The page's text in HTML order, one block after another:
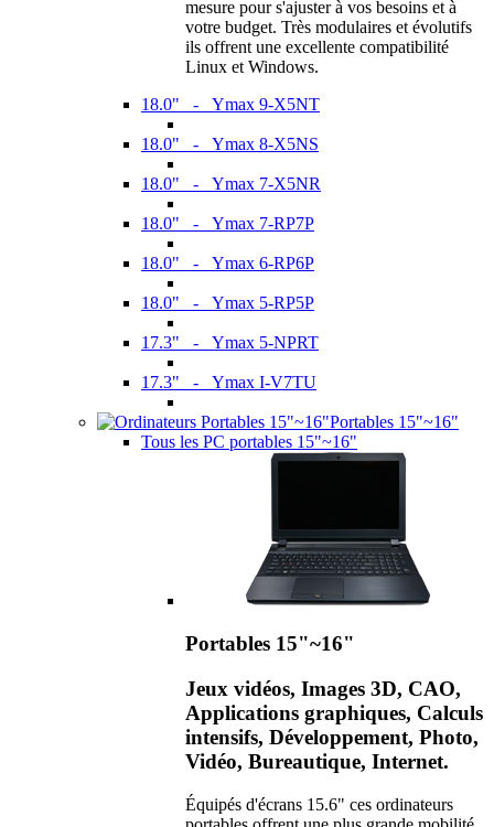
mesure pour s'ajuster à vos besoins et à
votre budget. Très modulaires et évolutifs
ils offrent une excellente compatibilité
Linux et Windows.
18.0" - Ymax 9-X5NT
18.0" - Ymax 8-X5NS
18.0" - Ymax 7-X5NR
18.0" - Ymax 7-RP7P
18.0" - Ymax 6-RP6P
18.0" - Ymax 5-RP5P
17.3" - Ymax 5-NPRT
17.3" - Ymax I-V7TU
Portables 15"~16"
Tous les PC portables 15"~16"
Portables 15"~16"
Jeux vidéos, Images 3D, CAO,
Applications graphiques, Calculs
intensifs, Développement, Photo,
Vidéo, Bureautique, Internet.
Équipés d'écrans 15.6" ces ordinateurs